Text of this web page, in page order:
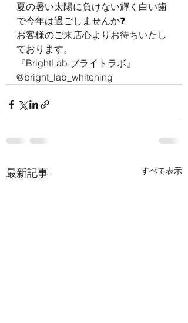
夏の暑い太陽に負けない輝く白い歯
で今年は過ごしませんか❓
お客様のご来店心よりお待ちいたし
ております。
『BrightLab.ブライトラボ』
@bright_lab_whitening
最新記事 すべて表示